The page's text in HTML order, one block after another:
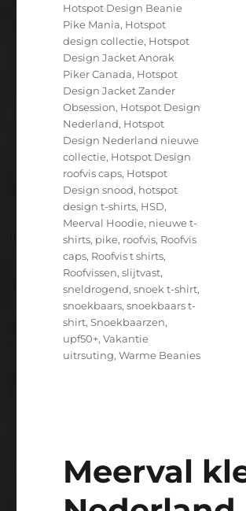
Hotspot Design Beanie
Pike Mania, Hotspot
design collectie, Hotspot
Design Jacket Anorak
Piker Canada, Hotspot
Design Jacket Zander
Obsession, Hotspot Design
Nederland, Hotspot
Design Nederland nieuwe
collectie, Hotspot Design
roofvis caps, Hotspot
Design snood, hotspot
design t-shirts, HSD,
Meerval Hoodie, nieuwe t-
shirts, pike, roofvis, Roofvis
caps, Roofvis t shirts,
Roofvissen,slijtvast,
sneldrogend,snoek t-shirt,
snoekbaars,snoekbaars t-
shirt,Snoekbaarzen,
upf50+,Vakantie
uitrsuting,Warme Beanies
Meerval